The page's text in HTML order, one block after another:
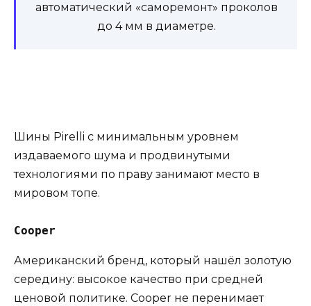
автоматический «саморемонт» проколов
до 4 мм в диаметре.
Шины Pirelli с минимальным уровнем
издаваемого шума и продвинутыми
технологиями по праву занимают место в
мировом топе.
Cooper
Американский бренд, который нашёл золотую
середину: высокое качество при средней
ценовой политике. Cooper не перенимает